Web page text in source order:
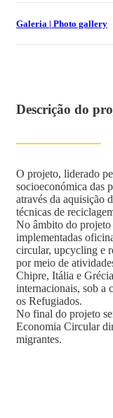
Galeria | Photo gallery
Descrição do
O projeto, liderado
socioeconómica das
através da aquisição
técnicas de
No âmbito do projeto
implementadas
circular, upcycling e
por meio de
Chipre, Itália e
internacionais, sob a
os Refugiados.
No final do projeto
Economia Circular
migrantes.